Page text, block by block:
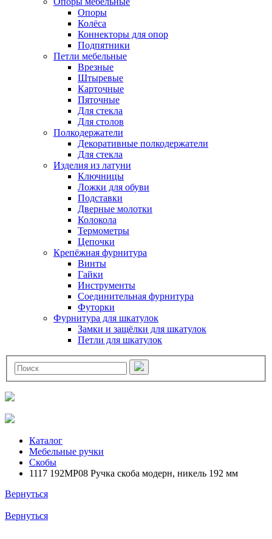
Опоры
Колёса
Коннекторы для опор
Подпятники
Петли мебельные
Врезные
Штыревые
Карточные
Пяточные
Для стекла
Для столов
Полкодержатели
Декоративные полкодержатели
Для стекла
Изделия из латуни
Ключницы
Ложки для обуви
Подставки
Дверные молотки
Колокола
Термометры
Цепочки
Крепёжная фурнитура
Винты
Гайки
Инструменты
Соединительная фурнитура
Футорки
Фурнитура для шкатулок
Замки и защёлки для шкатулок
Петли для шкатулок
Каталог
Мебельные ручки
Скобы
1117 192MP08 Ручка скоба модерн, никель 192 мм
Вернуться
Вернуться